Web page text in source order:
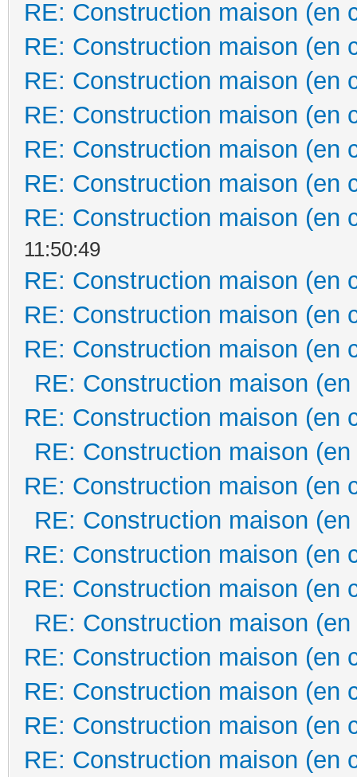
RE: Construction maison (en
RE: Construction maison (en
RE: Construction maison (en
RE: Construction maison (en
RE: Construction maison (en
RE: Construction maison (en
RE: Construction maison (en
11:50:49
RE: Construction maison (en
RE: Construction maison (en
RE: Construction maison (en
RE: Construction maison
RE: Construction maison (en
RE: Construction maison
RE: Construction maison (en
RE: Construction maison
RE: Construction maison (en
RE: Construction maison (en
RE: Construction maison
RE: Construction maison (en
RE: Construction maison (en
RE: Construction maison (en
RE: Construction maison (en